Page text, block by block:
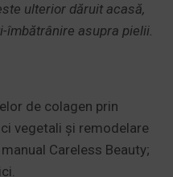
ulterior dăruit acasă,
îmbătrânire asupra pielii.
de colagen prin
vegetali și remodelare
Careless Beauty;